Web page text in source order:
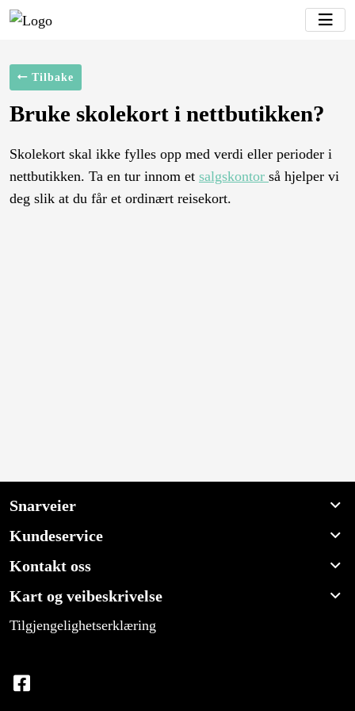
Tilbake
Bruke skolekort i nettbutikken?
Skolekort skal ikke fylles opp med verdi eller perioder i
nettbutikken. Ta en tur innom et salgskontor så hjelper vi
deg slik at du får et ordinært reisekort.
Snarveier
Kundeservice
Kontakt oss
Kart og veibeskrivelse
Tilgjengelighetserklæring